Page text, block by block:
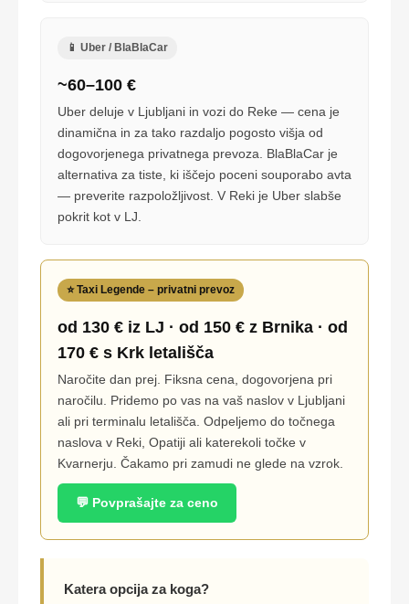
📱 Uber / BlaBlaCar
~60–100 €
Uber deluje v Ljubljani in vozi do Reke — cena je
dinamična in za tako razdaljo pogosto višja od
dogovorjenega privatnega prevoza. BlaBlaCar je
alternativa za tiste, ki iščejo poceni souporabo avta
— preverite razpoložljivost. V Reki je Uber slabše
pokrit kot v LJ.
⭐ Taxi Legende – privatni prevoz
od 130 € iz LJ · od 150 € z Brnika · od
170 € s Krk letališča
Naročite dan prej. Fiksna cena, dogovorjena pri
naročilu. Pridemo po vas na vaš naslov v Ljubljani
ali pri terminalu letališča. Odpeljemo do točnega
naslova v Reki, Opatiji ali katerekoli točke v
Kvarnerju. Čakamo pri zamudi ne glede na vzrok.
💬 Povprašajte za ceno
Katera opcija za koga?